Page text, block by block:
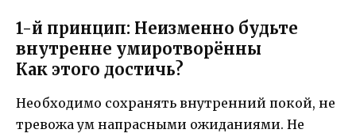
1-й принцип: Неизменно будьте
внутренне умиротворённы
Как этого достичь?
Необходимо сохранять внутренний покой, не
тревожа ум напрасными ожиданиями. Не